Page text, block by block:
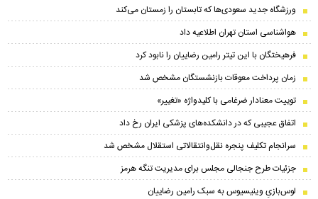
ورزشگاه جدید سعودی‌ها که تابستان را زمستان می‌کند
هواشناسی استان تهران اطلاعیه داد
فرهیختگان با این تیتر رامین رضاییان را نابود کرد
زمان پرداخت معوقات بازنشستگان مشخص شد
توییت معنادار ضرغامی با کلیدواژه «تغییر»
اتفاق عجیبی که در دانشکده‌های پزشکی ایران رخ داد
سرانجام تکلیف پنجره نقل‌وانتقالاتی استقلال مشخص شد
جزئیات طرح جنجالی مجلس برای مدیریت تنگه هرمز
لوس‌بازیِ وینیسیوس به سبک رامین رضاییان